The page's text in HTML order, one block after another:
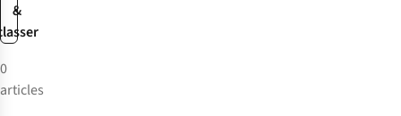
&
0
articles